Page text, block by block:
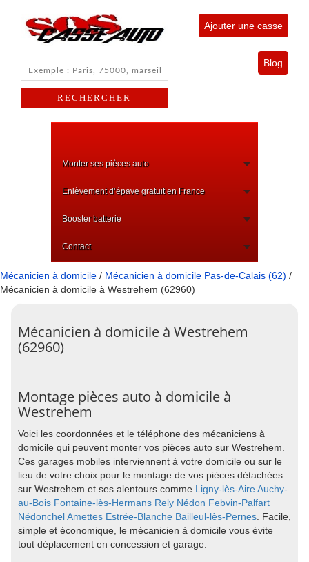
Ajouter une casse
Blog
Monter ses pièces auto
Enlèvement d’épave gratuit en France
Booster batterie
Contact
Mécanicien à domicile / Mécanicien à domicile Pas-de-Calais (62) /
Mécanicien à domicile à Westrehem (62960)
Mécanicien à domicile à Westrehem
(62960)
Montage pièces auto à domicile à
Westrehem
Voici les coordonnées et le téléphone des mécaniciens à
domicile qui peuvent monter vos pièces auto sur Westrehem.
Ces garages mobiles interviennent à votre domicile ou sur le
lieu de votre choix pour le montage de vos pièces détachées
sur Westrehem et ses alentours comme Ligny-lès-Aire Auchy-
au-Bois Fontaine-lès-Hermans Rely Nédon Febvin-Palfart
NédonchelAmettes Estrée-Blanche Bailleul-lès-Pernes. Facile,
simple et économique, le mécanicien à domicile vous évite
tout déplacement en concession et garage.